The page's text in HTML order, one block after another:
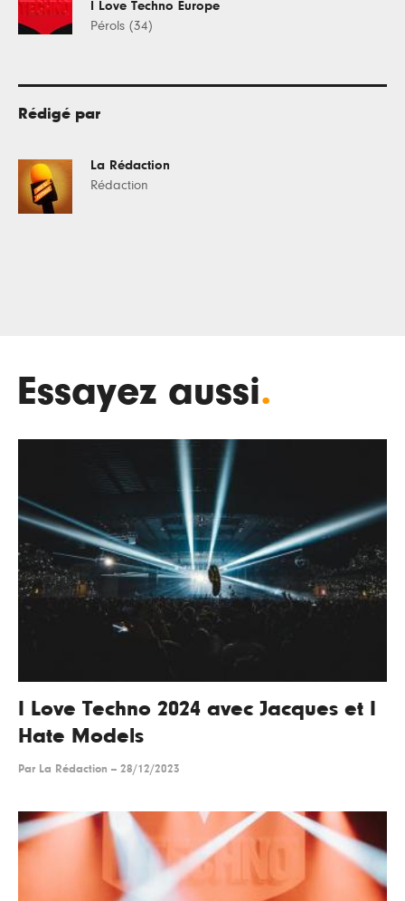
I Love Techno Europe
Pérols (34)
Rédigé par
La Rédaction
Rédaction
Essayez aussi.
I Love Techno 2024 avec Jacques et I
Hate Models
Par La Rédaction -- 28/12/2023